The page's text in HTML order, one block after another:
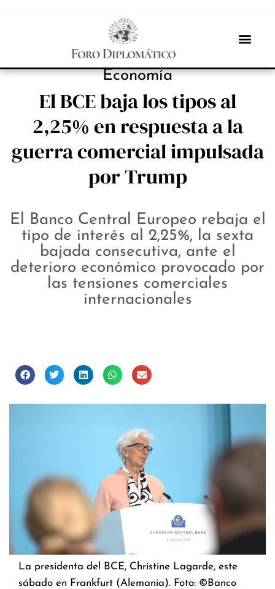
NOTICIAS
Economía
El BCE baja los tipos al
2,25% en respuesta a la
guerra comercial impulsada
por Trump
El Banco Central Europeo rebaja el
tipo de interés al 2,25%, la sexta
bajada consecutiva, ante el
deterioro económico provocado por
las tensiones comerciales
internacionales
La presidenta del BCE, Christine Lagarde, este
sábado en Frankfurt (Alemania). Foto: ©Banco